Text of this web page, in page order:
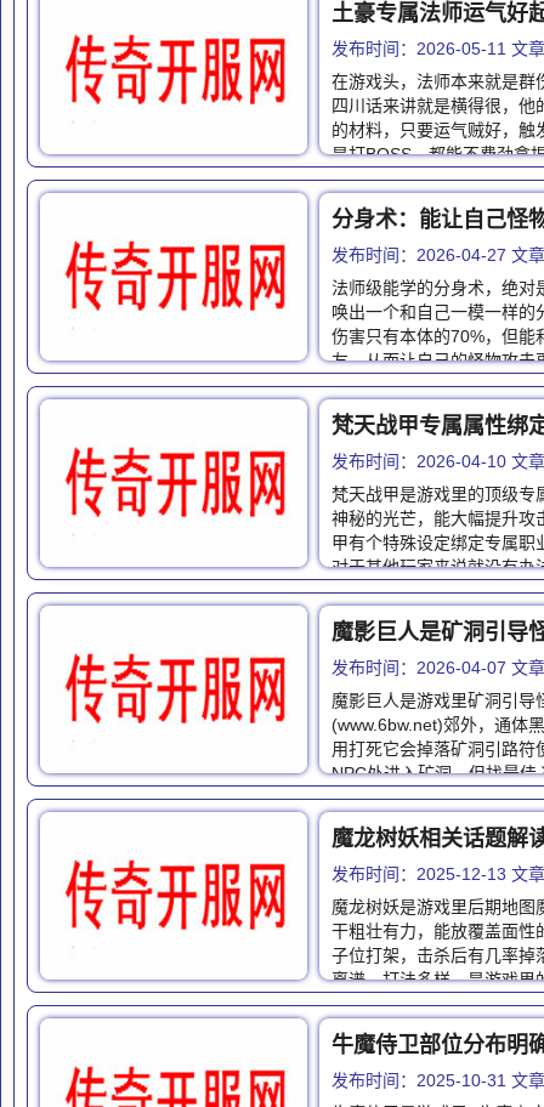
土豪专属法师运气好
发布时间：2026-05-11 文
在游戏头，法师本来就是群
四川话来讲就是横得很，
的材料，只要运气贼好，触
是打BOSS，都能不费劲拿
分身术：能让自己怪
发布时间：2026-04-27 文
法师级能学的分身术，绝
唤出一个和自己一模一样
伤害只有本体的70%，但能
友，从而让自己的怪物攻
梵天战甲专属属性绑
发布时间：2026-04-10 文
梵天战甲是游戏里的顶级专
神秘的光芒，能大幅提升攻
甲有个特殊设定绑定专属
对于其他玩家来说就没有
发布时间：2026-04-07 文
魔影巨人是游戏里矿洞引导
(www.6bw.net)郊外，通体
用打死它会掉落矿洞引路
NPC处进入矿洞，但找最
发布时间：2025-12-13 文
魔龙树妖是游戏里后期地图
干粗壮有力，能放覆盖面性
子位打架，击杀后有几率掉
离谱，打法多样，是游戏
牛魔侍卫部位分布明
发布时间：2025-10-31 文